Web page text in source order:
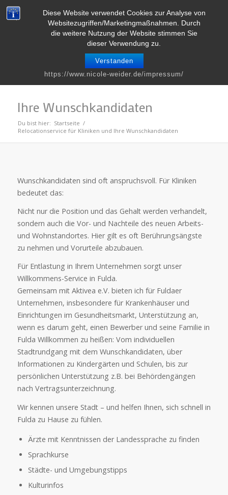
Diese Website verwendet Cookies zur Analyse von
Websitezugriffen/Marketingmaßnahmen. Durch
die weitere Nutzung der Website stimmen Sie
dieser Verwendung zu.
Verstanden
https://www.nicole-weider.de/impressum/
Relocationservice für Kliniken und
Ihre Wunschkandidaten
Du bist hier: Startseite /
Relocationservice für Kliniken und Ihre Wunschkandidaten
Wunschkandidaten sind oft anspruchsvoll. Für Kliniken
bedeutet das:
Nicht nur die Position und das Gehalt werden verhandelt,
sondern auch die Vor- und Nachteile des neuen Arbeits-
und Wohnstandortes. Hier gilt es oft Berührungsängste
zu nehmen und Vorurteile abzubauen.
Für Entlastung in Ihrem Unternehmen sorgt unser
Willkommens-Service in Fulda.
Gemeinsam mit Aktivea e.V. bieten ich für Fuldaer
Unternehmen, insbesondere für Krankenhäuser und
Einrichtungen im Gesundheitsmarkt, Unterstützung an,
wenn es darum geht, einen Bewerber und seine Familie in
Fulda Willkommen zu heißen: Vom individuellen
Stadtrundgang mit dem Wunschkandidaten, über
Informationen zu Kindergärten und Schulen, bis zur
persönlichen Unterstützung z.B. bei Behördengängen
nach Vertragsunterzeichnung.
Wir kennen unsere Stadt – und helfen Ihnen, sich schnell in
Fulda zu Hause zu fühlen.
Ärzte mit Kenntnissen der Landessprache zu finden
Sprachkurse
Städte- und Umgebungstipps
Kulturinfos